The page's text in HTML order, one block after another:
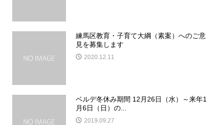
練馬区教育・子育て大綱（素案）へのご意
見を募集します
2020.12.11
ベルデ冬休み期間 12月26日（水）～来年1
月6日（日）の...
2019.09.27